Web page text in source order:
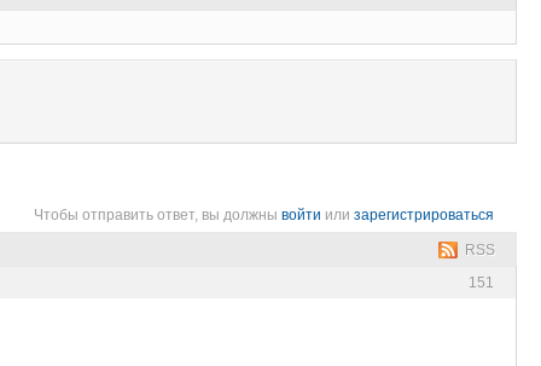
Чтобы отправить ответ, вы должны войти или зарегистрироваться
RSS
151